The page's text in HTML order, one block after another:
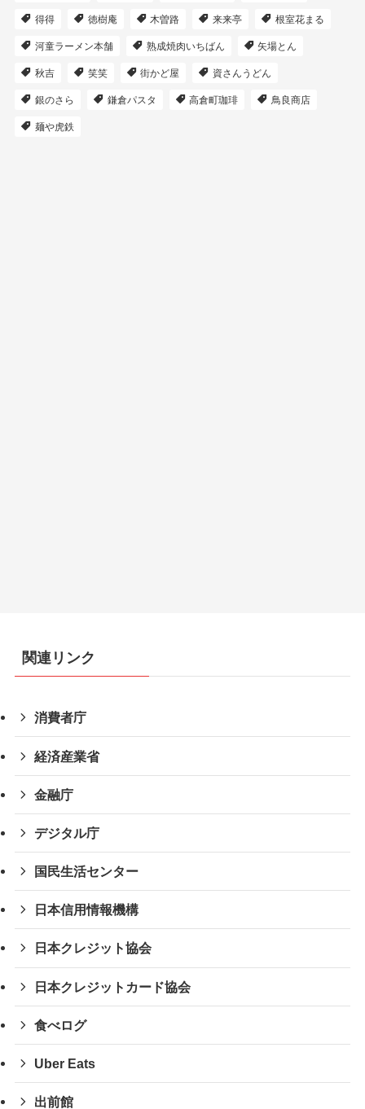
得得 徳樹庵 木曽路 来来亭 根室花まる
河童ラーメン本舗 熟成焼肉いちばん 矢場とん
秋吉 笑笑 街かど屋 資さんうどん
銀のさら 鎌倉パスタ 高倉町珈琲 鳥良商店
麺や虎鉄
関連リンク
消費者庁
経済産業省
金融庁
デジタル庁
国民生活センター
日本信用情報機構
日本クレジット協会
日本クレジットカード協会
食べログ
Uber Eats
出前館